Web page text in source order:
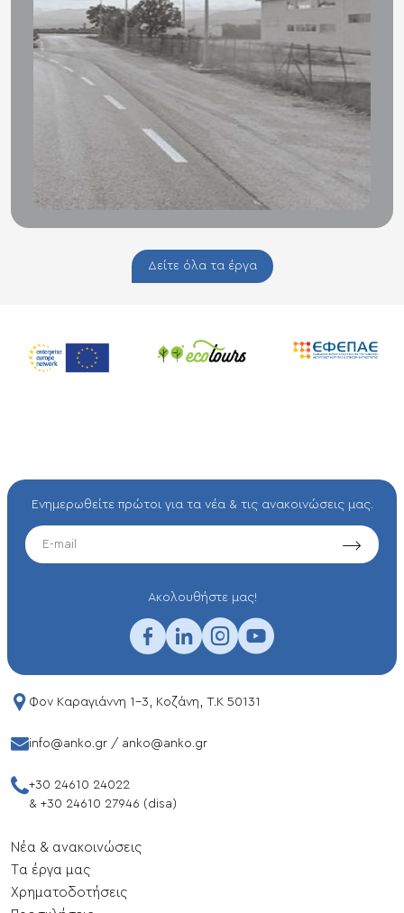
Δείτε όλα τα έργα
Ενημερωθείτε πρώτοι για τα νέα & τις ανακοινώσεις μας.
EMAIL
Aκολουθήστε μας!
Φον Καραγιάννη 1-3, Κοζάνη, T.K 50131
info@anko.gr / anko@anko.gr
+30 24610 24022
& +30 24610 27946 (disa)
Νέα & ανακοινώσεις
Tα έργα μας
Xρηματοδοτήσεις